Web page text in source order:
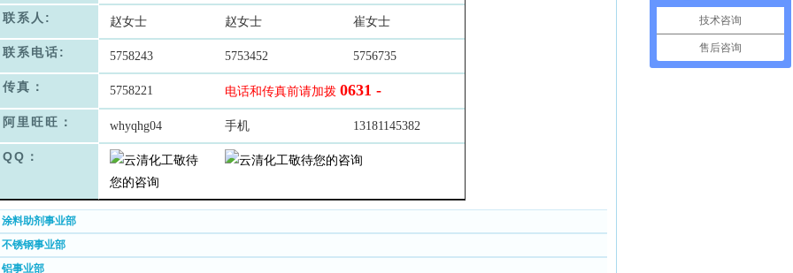
联系人: 赵女士 赵女士 崔女士
联系电话: 5758243 5753452 5756735
传真： 5758221 电话和传真前请加拨 0631 -
阿里旺旺： whyqhg04 手机 13181145382
QQ：
涂料助剂事业部
不锈钢事业部
铝事业部
技术咨询
售后咨询